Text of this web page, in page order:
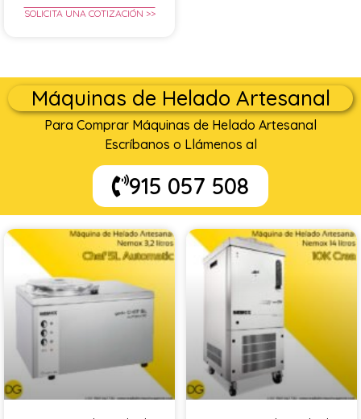
SOLICITA UNA COTIZACIÓN >>
Máquinas de Helado Artesanal
Para Comprar Máquinas de Helado Artesanal
Escríbanos o Llámenos al
915 057 508